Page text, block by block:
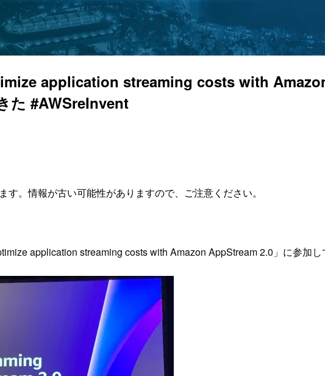
application streaming costs with
た #AWSreInvent
。情報が古い可能性がありますので、ご注意ください。
application streaming costs with Amazon AppStream 2.0」に参加し